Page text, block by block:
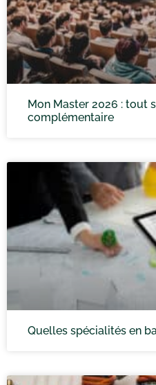
Mon Master 2026 : tout
complémentaire
Quelles spécialités en